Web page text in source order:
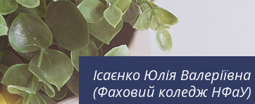
Ісаєнко Юлія Валеріївна
(Фаховий коледж НФаУ)